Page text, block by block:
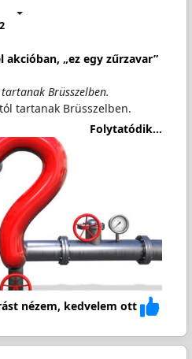
akcióban, „ez egy zűrzavar”
Brüsszelben.
tartanak Brüsszelben.
Folytatódik...
nézem, kedvelem ott